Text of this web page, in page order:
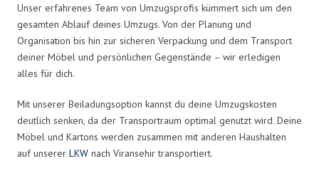
Unser erfahrenes Team von Umzugsprofis kümmert sich um den
gesamten Ablauf deines Umzugs. Von der Planung und
Organisation bis hin zur sicheren Verpackung und dem Transport
deiner Möbel und persönlichen Gegenstände – wir erledigen
alles für dich.
Mit unserer Beiladungsoption kannst du deine Umzugskosten
deutlich senken, da der Transportraum optimal genutzt wird. Deine
Möbel und Kartons werden zusammen mit anderen Haushalten
auf unserer LKW nach Viransehir transportiert.